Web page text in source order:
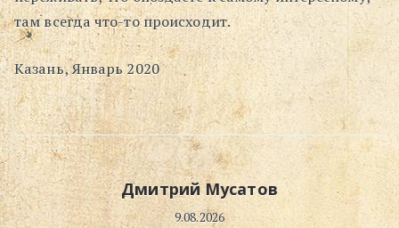
там всегда что-то происходит.
Казань, Январь 2020
Дмитрий Мусатов
9.08.2026